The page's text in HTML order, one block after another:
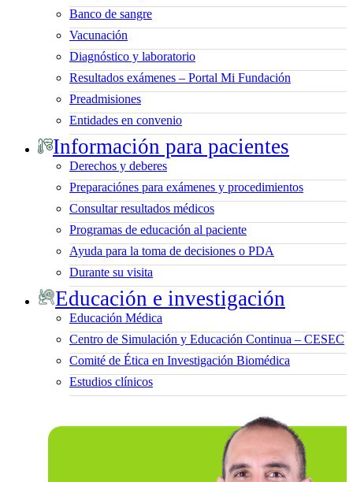
Banco de sangre
Vacunación
Diagnóstico y laboratorio
Resultados exámenes – Portal Mi Fundación
Preadmisiones
Entidades en convenio
Información para pacientes
Derechos y deberes
Preparaciónes para exámenes y procedimientos
Consultar resultados médicos
Programas de educación al paciente
Ayuda para la toma de decisiones o PDA
Durante su visita
Educación e investigación
Educación Médica
Centro de Simulación y Educación Continua – CESEC
Comité de Ética en Investigación Biomédica
Estudios clínicos